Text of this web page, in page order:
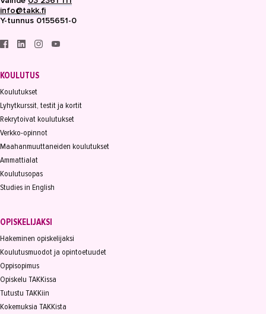
info@takk.fi
Y-tunnus 0155651-0
KOULUTUS
Koulutukset
Lyhytkurssit, testit ja kortit
Rekrytoivat koulutukset
Verkko-opinnot
Maahanmuuttaneiden koulutukset
Ammattialat
Koulutusopas
Studies in English
OPISKELIJAKSI
Hakeminen opiskelijaksi
Koulutusmuodot ja opintoetuudet
Oppisopimus
Opiskelu TAKKissa
Tutustu TAKKiin
Kokemuksia TAKKista